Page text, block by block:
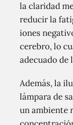
la claridad
reducir la
iones
cerebro, lo
adecuado de
Además, la
lámpara de
un ambiente